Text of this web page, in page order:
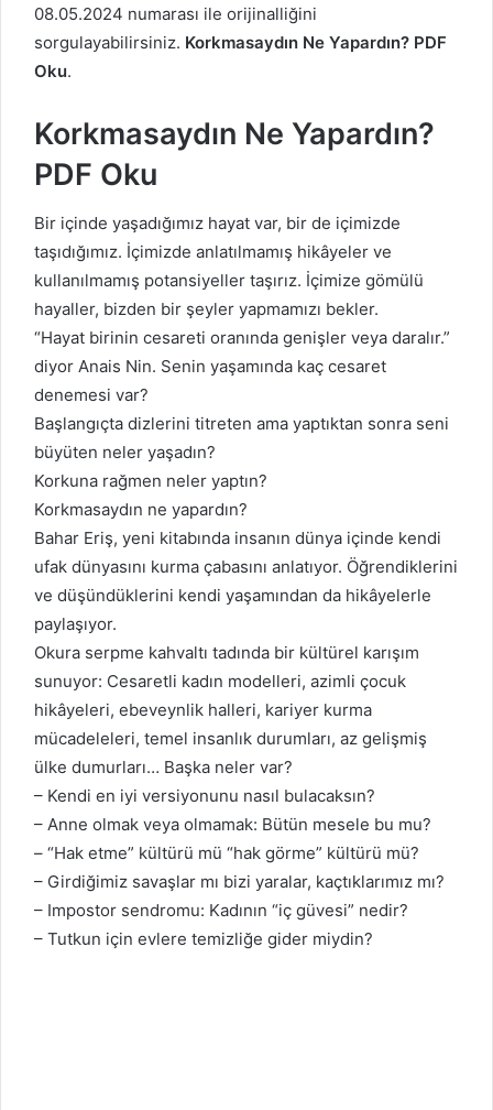
08.05.2024 numarası ile orijinalliğini
sorgulayabilirsiniz. Korkmasaydın Ne Yapardın? PDF
Oku.
Korkmasaydın Ne Yapardın?
PDF Oku
Bir içinde yaşadığımız hayat var, bir de içimizde
taşıdığımız. İçimizde anlatılmamış hikâyeler ve
kullanılmamış potansiyeller taşırız. İçimize gömülü
hayaller, bizden bir şeyler yapmamızı bekler.
“Hayat birinin cesareti oranında genişler veya daralır.”
diyor Anais Nin. Senin yaşamında kaç cesaret
denemesi var?
Başlangıçta dizlerini titreten ama yaptıktan sonra seni
büyüten neler yaşadın?
Korkuna rağmen neler yaptın?
Korkmasaydın ne yapardın?
Bahar Eriş, yeni kitabında insanın dünya içinde kendi
ufak dünyasını kurma çabasını anlatıyor. Öğrendiklerini
ve düşündüklerini kendi yaşamından da hikâyelerle
paylaşıyor.
Okura serpme kahvaltı tadında bir kültürel karışım
sunuyor: Cesaretli kadın modelleri, azimli çocuk
hikâyeleri, ebeveynlik halleri, kariyer kurma
mücadeleleri, temel insanlık durumları, az gelişmiş
ülke dumurları… Başka neler var?
– Kendi en iyi versiyonunu nasıl bulacaksın?
– Anne olmak veya olmamak: Bütün mesele bu mu?
– “Hak etme” kültürü mü “hak görme” kültürü mü?
– Girdiğimiz savaşlar mı bizi yaralar, kaçtıklarımız mı?
– Impostor sendromu: Kadının “iç güvesi” nedir?
– Tutkun için evlere temizliğe gider miydin?